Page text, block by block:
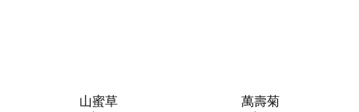
山蜜草 萬壽菊